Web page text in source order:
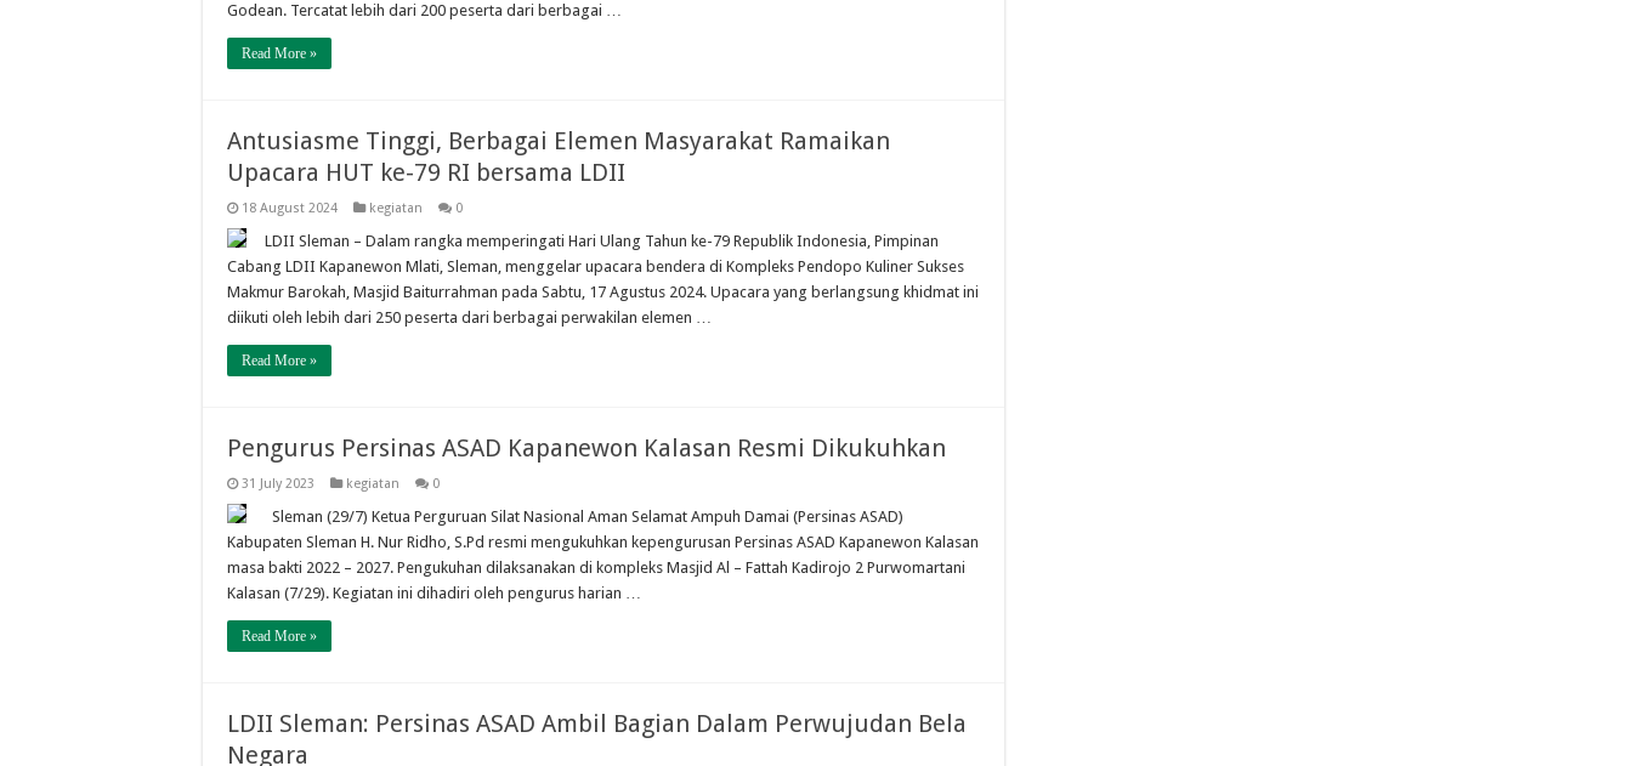
Godean. Tercatat lebih dari 200 peserta dari berbagai …
Read More »
Antusiasme Tinggi, Berbagai Elemen Masyarakat Ramaikan
Upacara HUT ke-79 RI bersama LDII
18 August 2024 kegiatan 0
LDII Sleman – Dalam rangka memperingati Hari Ulang Tahun ke-79 Republik Indonesia, Pimpinan
Cabang LDII Kapanewon Mlati, Sleman, menggelar upacara bendera di Kompleks Pendopo Kuliner Sukses
Makmur Barokah, Masjid Baiturrahman pada Sabtu, 17 Agustus 2024. Upacara yang berlangsung khidmat ini
diikuti oleh lebih dari 250 peserta dari berbagai perwakilan elemen …
Read More »
Pengurus Persinas ASAD Kapanewon Kalasan Resmi Dikukuhkan
31 July 2023 kegiatan 0
Sleman (29/7) Ketua Perguruan Silat Nasional Aman Selamat Ampuh Damai (Persinas ASAD)
Kabupaten Sleman H. Nur Ridho, S.Pd resmi mengukuhkan kepengurusan Persinas ASAD Kapanewon Kalasan
masa bakti 2022 – 2027. Pengukuhan dilaksanakan di kompleks Masjid Al – Fattah Kadirojo 2 Purwomartani
Kalasan (7/29). Kegiatan ini dihadiri oleh pengurus harian …
Read More »
LDII Sleman: Persinas ASAD Ambil Bagian Dalam Perwujudan Bela
Negara